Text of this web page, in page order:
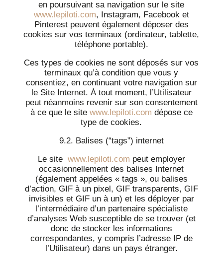
en poursuivant sa navigation sur le site
www.lepiloti.com, Instagram, Facebook et
Pinterest peuvent également déposer des
cookies sur vos terminaux (ordinateur, tablette,
téléphone portable).
Ces types de cookies ne sont déposés sur vos
terminaux qu’à condition que vous y
consentiez, en continuant votre navigation sur
le Site Internet. À tout moment, l’Utilisateur
peut néanmoins revenir sur son consentement
à ce que le site www.lepiloti.com dépose ce
type de cookies.
9.2. Balises (“tags”) internet
Le site www.lepiloti.com peut employer
occasionnellement des balises Internet
(également appelées « tags », ou balises
d’action, GIF à un pixel, GIF transparents, GIF
invisibles et GIF un à un) et les déployer par
l’intermédiaire d’un partenaire spécialiste
d’analyses Web susceptible de se trouver (et
donc de stocker les informations
correspondantes, y compris l’adresse IP de
l’Utilisateur) dans un pays étranger.